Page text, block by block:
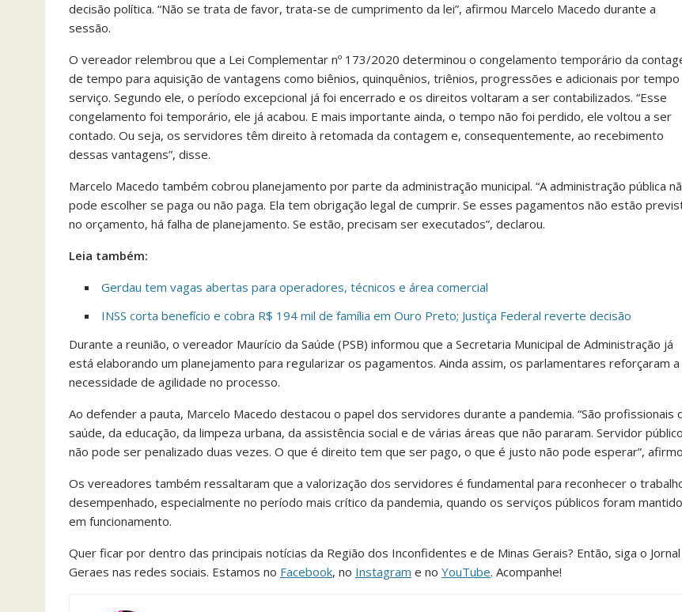
decisão política. “Não se trata de favor, trata-se de cumprimento da lei”, afirmou Marcelo Macedo durante a
sessão.
O vereador relembrou que a Lei Complementar nº 173/2020 determinou o congelamento temporário da
de tempo para aquisição de vantagens como biênios, quinquênios, triênios, progressões e adicionais por tempo
serviço. Segundo ele, o período excepcional já foi encerrado e os direitos voltaram a ser contabilizados. “Esse
congelamento foi temporário, ele já acabou. E mais importante ainda, o tempo não foi perdido, ele voltou a ser
contado. Ou seja, os servidores têm direito à retomada da contagem e, consequentemente, ao recebimento
dessas vantagens”, disse.
Marcelo Macedo também cobrou planejamento por parte da administração municipal. “A administração pública
pode escolher se paga ou não paga. Ela tem obrigação legal de cumprir. Se esses pagamentos não estão
no orçamento, há falha de planejamento. Se estão, precisam ser executados”, declarou.
Leia também:
Gerdau tem vagas abertas para operadores, técnicos e área comercial
INSS corta benefício e cobra R$ 194 mil de família em Ouro Preto; Justiça Federal reverte decisão
Durante a reunião, o vereador Maurício da Saúde (PSB) informou que a Secretaria Municipal de Administração já
está elaborando um planejamento para regularizar os pagamentos. Ainda assim, os parlamentares reforçaram a
necessidade de agilidade no processo.
Ao defender a pauta, Marcelo Macedo destacou o papel dos servidores durante a pandemia. “São profissionais
saúde, da educação, da limpeza urbana, da assistência social e de várias áreas que não pararam. Servidor público
não pode ser penalizado duas vezes. O que é direito tem que ser pago, o que é justo não pode esperar”,
Os vereadores também ressaltaram que a valorização dos servidores é fundamental para reconhecer o
desempenhado, especialmente no período mais crítico da pandemia, quando os serviços públicos foram
em funcionamento.
Quer ficar por dentro das principais notícias da Região dos Inconfidentes e de Minas Gerais? Então, siga o Jornal
Geraes nas redes sociais. Estamos no Facebook, no Instagram e no YouTube. Acompanhe!